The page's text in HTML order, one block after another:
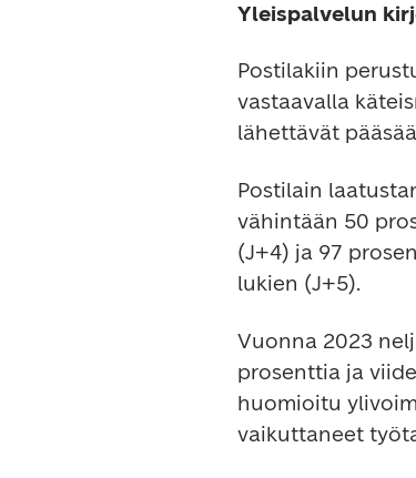
Yleispalvelun
Postilakiin
vastaavalla
lähettävät
Postilain
vähintään 50
(J+4) ja 97
lukien (J+5).
Vuonna 2023
prosenttia ja
huomioitu
vaikuttaneet